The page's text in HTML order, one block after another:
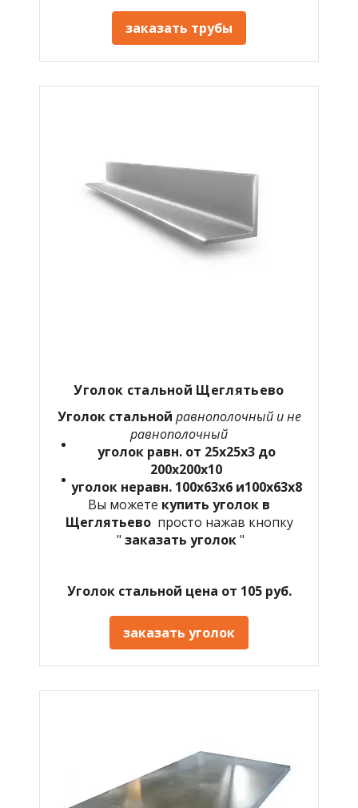
заказать трубы
Уголок стальной Щеглятьево
Уголок стальной равнополочный и не
равнополочный
уголок равн. от 25х25х3 до
200х200х10
уголок неравн. 100х63х6 и100х63х8
Вы можете купить уголок в
Щеглятьево просто нажав кнопку
" заказать уголок"
Уголок стальной цена от 105 руб.
заказать уголок